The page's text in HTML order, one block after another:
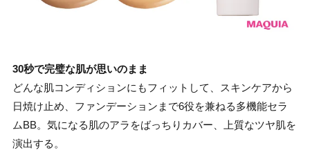
30秒で完璧な肌が思いのまま
どんな肌コンディションにもフィットして、スキンケアから
日焼け止め、ファンデーションまで6役を兼ねる多機能セラ
ムBB。気になる肌のアラをばっちりカバー、上質なツヤ肌を
演出する。